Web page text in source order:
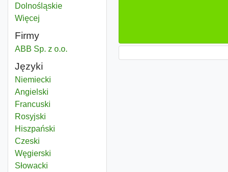
Research development
DolnośląskieWojewództwo
Więcej
Firmy
ABB Sp. z o.o.
Języki
Niemiecki
Angielski
Francuski
Rosyjski
Hiszpański
Czeski
Węgierski
Słowacki